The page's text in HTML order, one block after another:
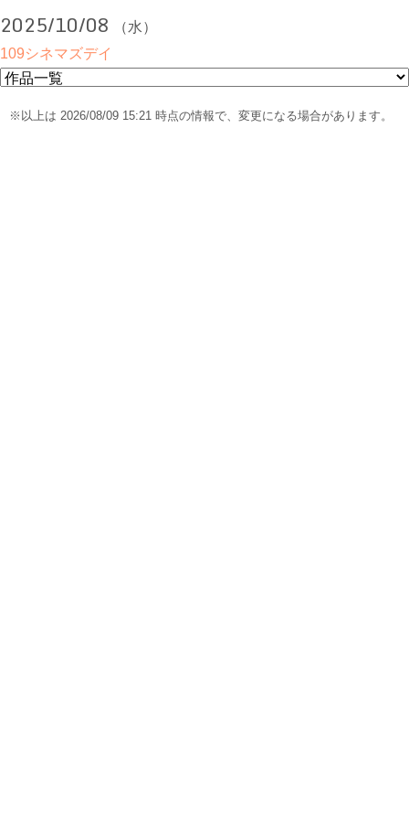
2025/10/08
（水）
109シネマズデイ
※以上は 2026/08/09 15:21 時点の情報で、変更になる場合があります。